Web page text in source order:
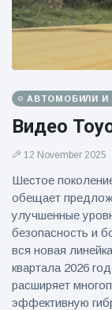
АВТОМОБИЛИ И
Видео
12 November 2025
Шестое
обещает
улучшенные
безопасность и
вся новая
квартала 2026
расширяет
эффективную